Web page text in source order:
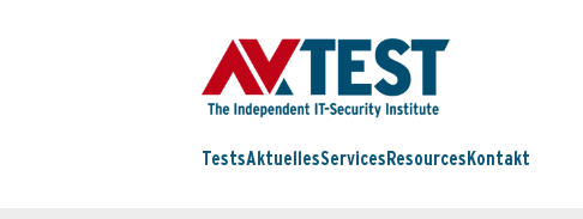
TestsAktuellesServices Resources Kontakt